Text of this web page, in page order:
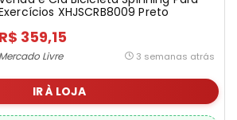
XHJSCRB8009 Preto
R$ 359,15
Mercado Livre 3 semanas atrás
IR À LOJA